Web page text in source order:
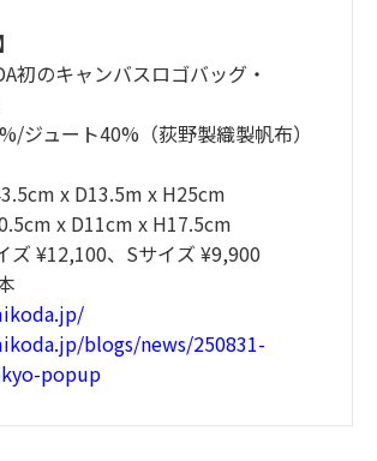
初のキャンバスロゴバッグ・
ジュート40%（荻野製織製帆布）
x D13.5m x H25cm
x D11cm x H17.5cm
ズ ¥12,100、Sサイズ ¥9,900
blogs/news/250831-
popup